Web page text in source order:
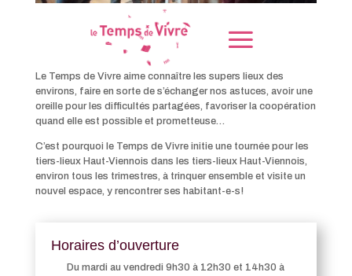
Le Temps de Vivre aime connaître les supers lieux des
environs, faire en sorte de s’échanger nos astuces, avoir une
oreille pour les difficultés partagées, favoriser la coopération
quand elle est possible et prometteuse…
C’est pourquoi le Temps de Vivre initie une tournée pour les
tiers-lieux Haut-Viennois dans les tiers-lieux Haut-Viennois,
environ tous les trimestres, à trinquer ensemble et visite un
nouvel espace, y rencontrer ses habitant-e-s!
Horaires d’ouverture
Du mardi au vendredi 9h30 à 12h30 et 14h30 à